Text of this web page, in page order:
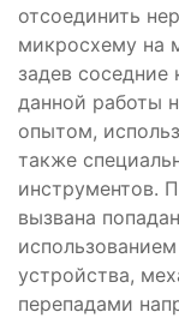
отсоединить
микросхему на
задев
данной работы
опытом,
также
инструментов.
вызвана
устройства,
перепадами